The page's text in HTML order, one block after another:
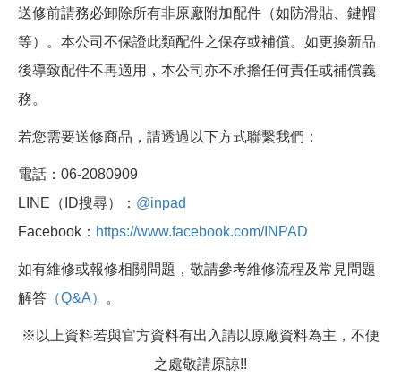
送修前請務必卸除所有非原廠附加配件（如防滑貼、鍵帽
等）。本公司不保證此類配件之保存或補償。如更換新品
後導致配件不再適用，本公司亦不承擔任何責任或補償義
務。
若您需要送修商品，請透過以下方式聯繫我們：
電話：06-2080909
LINE（ID搜尋）： @inpad
Facebook： https://www.facebook.com/INPAD
如有維修或報修相關問題，敬請參考維修流程及常見問題
解答 （Q&A） 。
※以上資料若與官方資料有出入請以原廠資料為主，不便
之處敬請原諒!!